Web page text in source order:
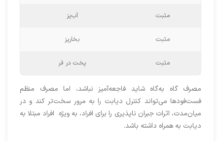
مثبت آب‌پز
مثبت بخارپز
مثبت پخت در فر
مصرف گاه‌ به‌گاه شاید فاجعه‌آمیز نباشد، اما مصرف منظم
فست‌فودها می‌تواند کنترل دیابت را به ‌مرور سخت‌تر کند و در
میان‌مدت، اثرات جبران ناپذیری را برای افراد، به ویژه افراد مبتلا به
دیابت به همراه داشته باشد.